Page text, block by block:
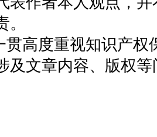
贯高度重视知识产权
及文章内容、版权